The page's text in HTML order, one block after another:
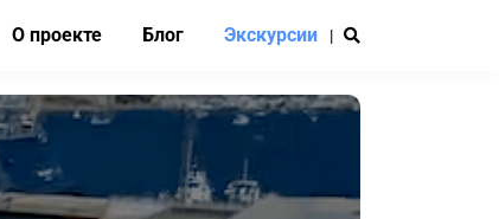
О проекте Блог Экскурсии |